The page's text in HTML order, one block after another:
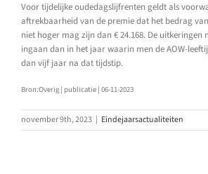
Voor tijdelijke oudedagslijfrenten geldt als
aftrekbaarheid van de premie dat het bedrag
niet hoger mag zijn dan € 24.168. De uitkeringen
ingaan dan in het jaar waarin men de AOW-
dan vijf jaar na dat tijdstip.
Bron:Overig | publicatie | 06-11-2023
november 9th, 2023 | Eindejaarsactualiteiten